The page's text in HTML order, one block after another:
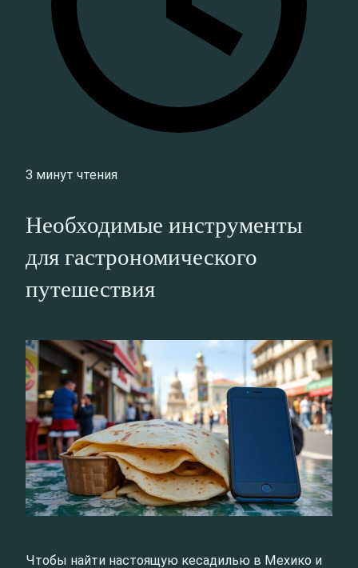
3 минут чтения
Необходимые инструменты
для гастрономического
путешествия
Чтобы найти настоящую кесадилью в Мехико и